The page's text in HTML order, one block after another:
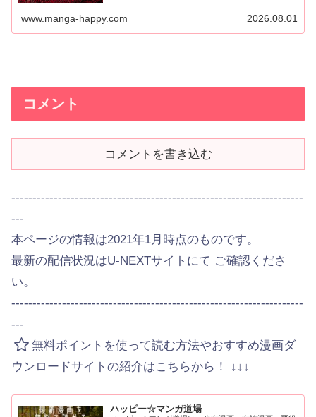
www.manga-happy.com 2026.08.01
コメント
コメントを書き込む
---------------------------------------------------------------------
---
本ページの情報は2021年1月時点のものです。
最新の配信状況はU-NEXTサイトにて ご確認くださ
い。
---------------------------------------------------------------------
---
無料ポイントを使って読む方法やおすすめ漫画ダ
ウンロードサイトの紹介はこちらから！ ↓↓↓
ハッピー☆マンガ道場